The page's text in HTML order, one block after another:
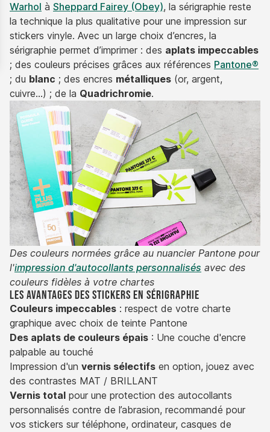
Warhol à Sheppard Fairey (Obey), la sérigraphie reste
la technique la plus qualitative pour une impression sur
stickers vinyle. Avec un large choix d’encres, la
sérigraphie permet d’imprimer : des aplats impeccables
; des couleurs précises grâces aux références Pantone®
; du blanc ; des encres métalliques (or, argent,
cuivre…) ; de la Quadrichromie.
Des couleurs normées grâce au nuancier Pantone pour
l'impression d'autocollants personnalisés avec des
couleurs fidèles à votre chartes
Les avantages des stickers en sérigraphie
Couleurs impeccables : respect de votre charte
graphique avec choix de teinte Pantone
Des aplats de couleurs épais : Une couche d'encre
palpable au touché
Impression d'un vernis sélectifs en option, jouez avec
des contrastes MAT / BRILLANT
Vernis total pour une protection des autocollants
personnalisés contre de l’abrasion, recommandé pour
vos stickers sur téléphone, ordinateur, casques de